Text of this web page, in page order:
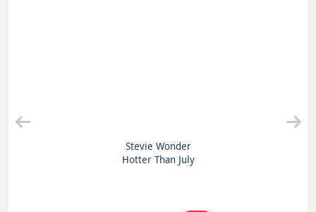
Stevie Wonder
Hotter Than July